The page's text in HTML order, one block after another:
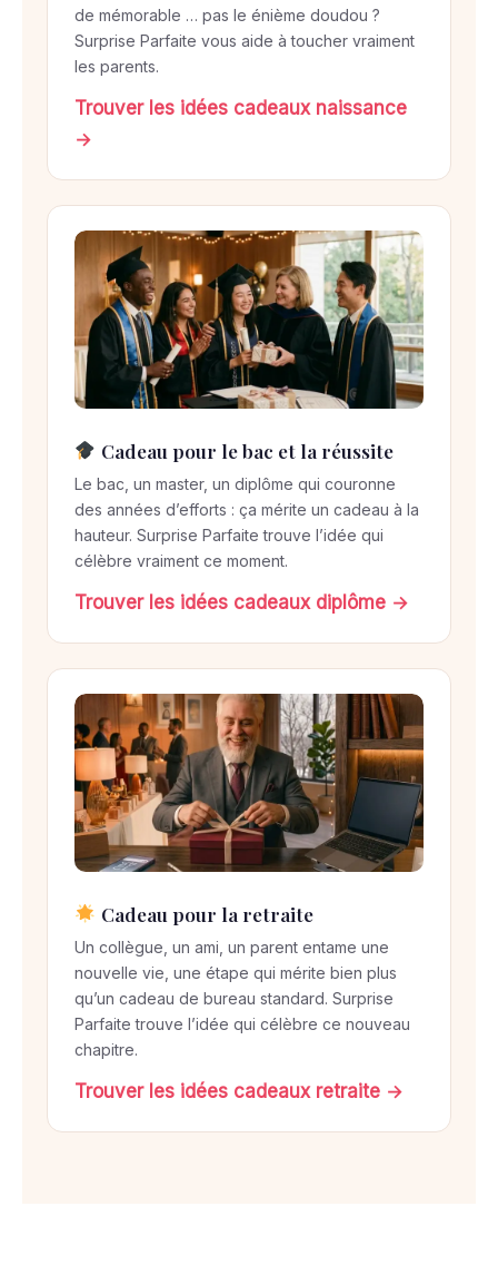
de mémorable … pas le énième doudou ?
Surprise Parfaite vous aide à toucher vraiment
les parents.
Trouver les idées cadeaux naissance
→
Cadeau pour le bac et la réussite
Le bac, un master, un diplôme qui couronne
des années d’efforts : ça mérite un cadeau à la
hauteur. Surprise Parfaite trouve l’idée qui
célèbre vraiment ce moment.
Trouver les idées cadeaux diplôme →
Cadeau pour la retraite
Un collègue, un ami, un parent entame une
nouvelle vie, une étape qui mérite bien plus
qu’un cadeau de bureau standard. Surprise
Parfaite trouve l’idée qui célèbre ce nouveau
chapitre.
Trouver les idées cadeaux retraite →